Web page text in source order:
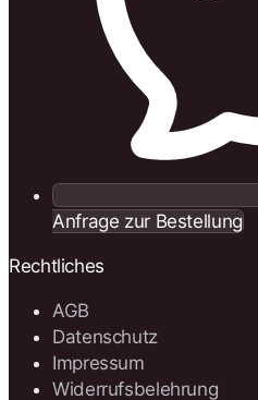
Anfrage zur Bestellung
Rechtliches
AGB
Datenschutz
Impressum
Widerrufsbelehrung